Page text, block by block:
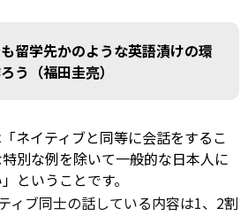
留学先かのような英語漬けの環
う（福田圭亮）
ネイティブと同等に会話をするこ
別な例を除いて一般的な日本人に
ということです。
ィブ同士の話している内容は1、2割